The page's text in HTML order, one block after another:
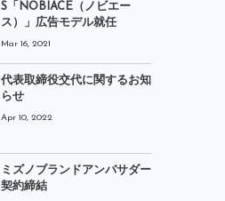
S「NOBIACE（ノビエー
ス）」広告モデル就任
Mar 16, 2021
代表取締役交代に関するお知
らせ
Apr 10, 2022
ミズノブランドアンバサダー
契約締結